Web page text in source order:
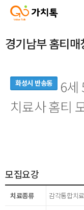
경기남부 홈티매
화성시 반송동
6세
치료사 홈티
모집요강
치료종류 감각통합치